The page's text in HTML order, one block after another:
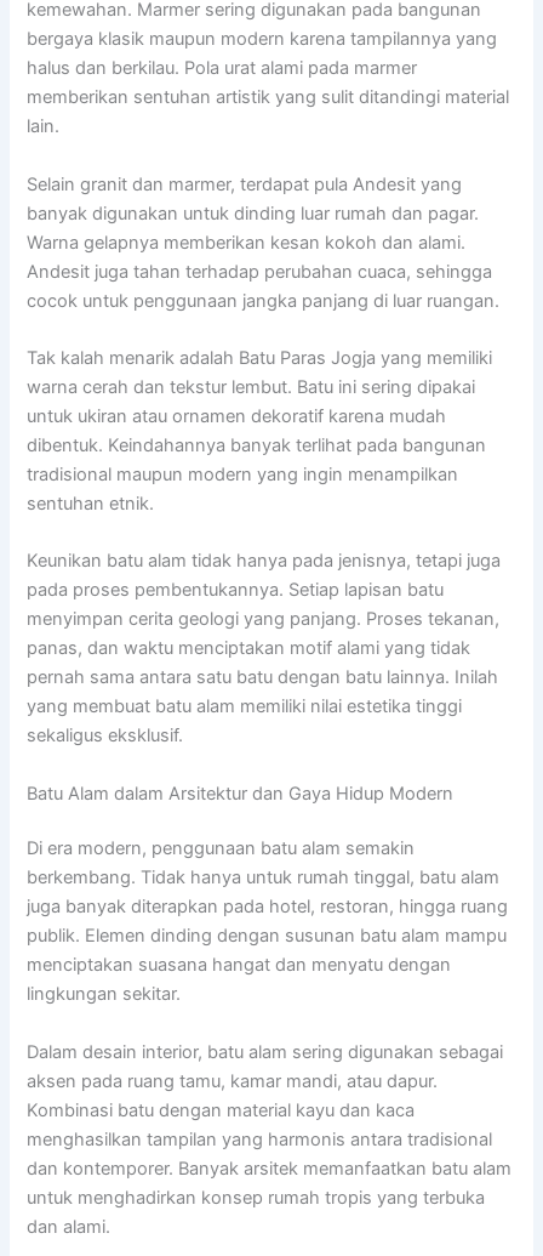
kemewahan. Marmer sering digunakan pada bangunan
bergaya klasik maupun modern karena tampilannya yang
halus dan berkilau. Pola urat alami pada marmer
memberikan sentuhan artistik yang sulit ditandingi material
lain.
Selain granit dan marmer, terdapat pula Andesit yang
banyak digunakan untuk dinding luar rumah dan pagar.
Warna gelapnya memberikan kesan kokoh dan alami.
Andesit juga tahan terhadap perubahan cuaca, sehingga
cocok untuk penggunaan jangka panjang di luar ruangan.
Tak kalah menarik adalah Batu Paras Jogja yang memiliki
warna cerah dan tekstur lembut. Batu ini sering dipakai
untuk ukiran atau ornamen dekoratif karena mudah
dibentuk. Keindahannya banyak terlihat pada bangunan
tradisional maupun modern yang ingin menampilkan
sentuhan etnik.
Keunikan batu alam tidak hanya pada jenisnya, tetapi juga
pada proses pembentukannya. Setiap lapisan batu
menyimpan cerita geologi yang panjang. Proses tekanan,
panas, dan waktu menciptakan motif alami yang tidak
pernah sama antara satu batu dengan batu lainnya. Inilah
yang membuat batu alam memiliki nilai estetika tinggi
sekaligus eksklusif.
Batu Alam dalam Arsitektur dan Gaya Hidup Modern
Di era modern, penggunaan batu alam semakin
berkembang. Tidak hanya untuk rumah tinggal, batu alam
juga banyak diterapkan pada hotel, restoran, hingga ruang
publik. Elemen dinding dengan susunan batu alam mampu
menciptakan suasana hangat dan menyatu dengan
lingkungan sekitar.
Dalam desain interior, batu alam sering digunakan sebagai
aksen pada ruang tamu, kamar mandi, atau dapur.
Kombinasi batu dengan material kayu dan kaca
menghasilkan tampilan yang harmonis antara tradisional
dan kontemporer. Banyak arsitek memanfaatkan batu alam
untuk menghadirkan konsep rumah tropis yang terbuka
dan alami.